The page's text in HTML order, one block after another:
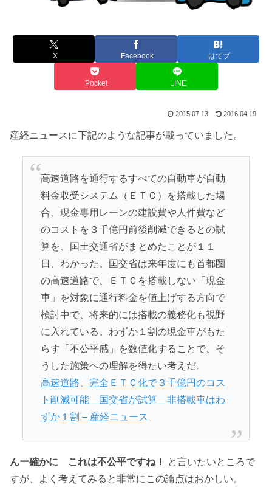
X Facebook はてブ
Pocket LINE
2015.07.13 2016.04.19
産経ニュースに下記のような記事が載っていました。
高速道路を通行するすべての自動車が自動
料金収受システム（ＥＴＣ）を搭載した場
合、現金専用レーンの建設費や人件費など
のコストを３千億円前後削減できるとの試
算を、国土交通省がまとめたことが１１
日、わかった。国交省は来年度にも首都圏
の高速道路で、ＥＴＣを搭載しない「現金
車」を対象に通行料金を値上げする方向で
検討中で、将来的には搭載の義務化も視野
に入れている。わずか１割の現金車がもた
らす「不公平感」を数値化することで、そ
うした施策への理解を得たい考えだ。
高速道路、完全ＥＴＣ化で３千億円のコス
ト削減可能 国交省が試算 非搭載車はわ
ずか１割 – 産経ニュース
んー確かに これは不公平ですね！
と言いたいところで
すが、よく考えてみると非常にこの論点はおかしい。